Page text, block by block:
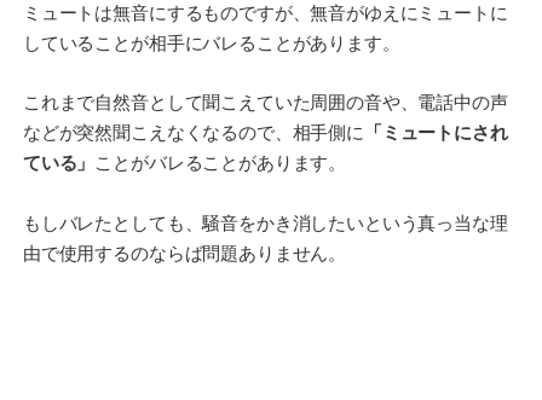
ミュートは無音にするものですが、無音がゆえにミュートに
していることが相手にバレることがあります。
これまで自然音として聞こえていた周囲の音や、電話中の声
などが突然聞こえなくなるので、相手側に
「ミュートにされ
ている」 ことがバレることがあります。
もしバレたとしても、騒音をかき消したいという真っ当な理
由で使用するのならば問題ありません。